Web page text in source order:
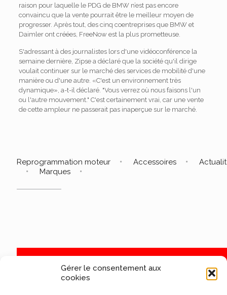
Gérer le consentement aux
cookies
raison pour laquelle le PDG de BMW n’est pas encore
convaincu que la vente pourrait être le meilleur moyen de
progresser. Après tout, des cinq coentreprises que BMW et
Daimler ont créées, FreeNow est la plus prometteuse.
S'adressant à des journalistes lors d'une vidéoconférence la
semaine dernière, Zipse a déclaré que la société qu'il dirige
voulait continuer sur le marché des services de mobilité d'une
manière ou d'une autre. «C'est un environnement très
dynamique», a-t-il déclaré. "Vous verrez où nous faisons l'un
ou l'autre mouvement." C'est certainement vrai, car une vente
de cette ampleur ne passerait pas inaperçue sur le marché.
Reprogrammation moteur Accessoires
Marques